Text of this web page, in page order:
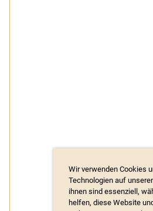
Wir verwenden Cookies
Technologien auf
ihnen sind essenziell,
helfen, diese Website